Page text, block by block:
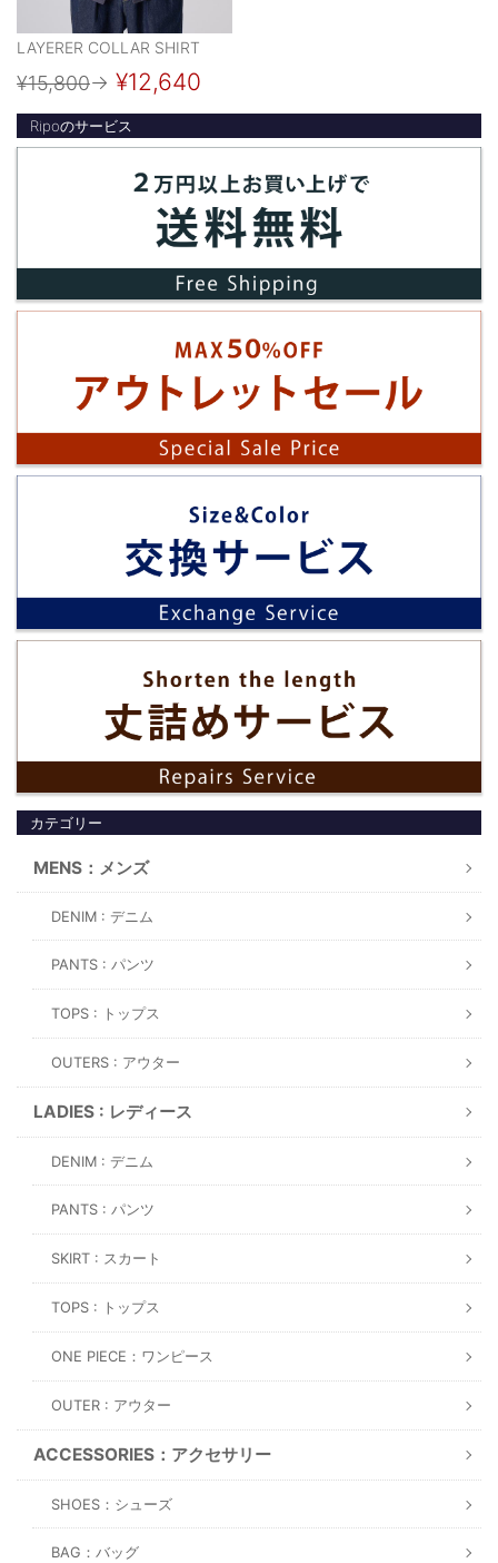
LAYERER COLLAR SHIRT
¥15,800→ ¥12,640
Ripoのサービス
カテゴリー
MENS：メンズ
DENIM : デニム
PANTS : パンツ
TOPS : トップス
OUTERS : アウター
LADIES : レディース
DENIM : デニム
PANTS : パンツ
SKIRT : スカート
TOPS : トップス
ONE PIECE：ワンピース
OUTER : アウター
ACCESSORIES：アクセサリー
SHOES：シューズ
BAG：バッグ